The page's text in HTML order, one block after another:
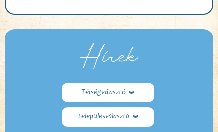
Hírek
Térségválasztó
Településválasztó